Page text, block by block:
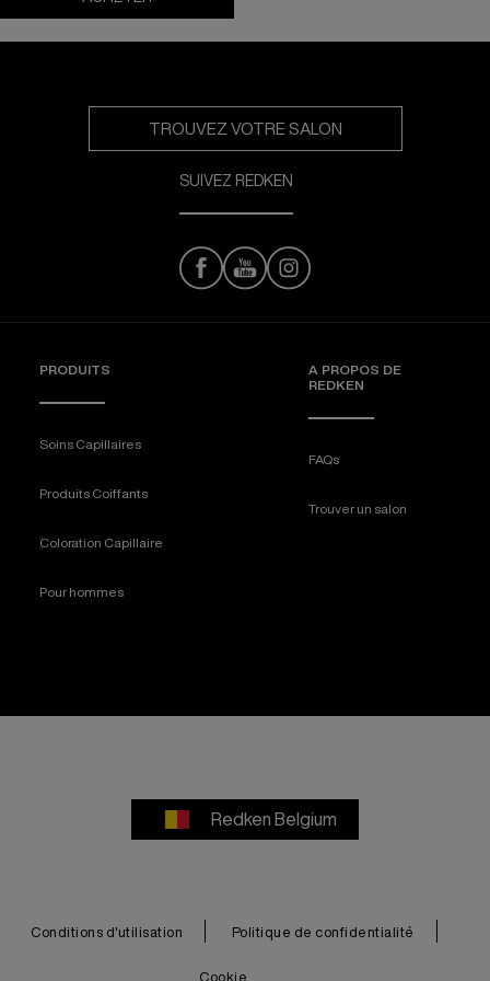
TROUVEZ VOTRE SALON
SUIVEZ REDKEN
PRODUITS
Soins Capillaires
Produits Coiffants
Coloration Capillaire
Pour hommes
A PROPOS DE
REDKEN
FAQs
Trouver un salon
Redken Belgium
Conditions d'utilisation Politique de confidentialité
Cookie